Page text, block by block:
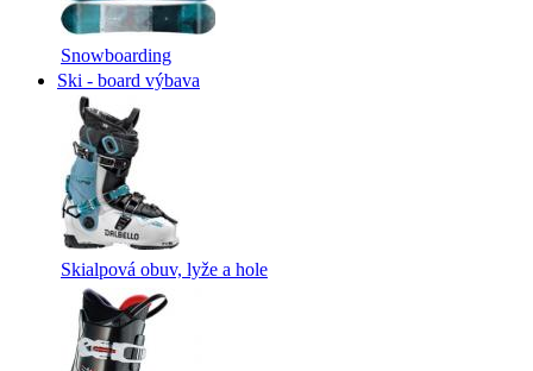
Snowboarding
Ski - board výbava
Skialpová obuv, lyže a hole